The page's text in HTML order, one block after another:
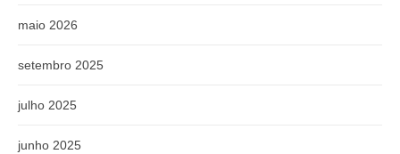
maio 2026
setembro 2025
julho 2025
junho 2025